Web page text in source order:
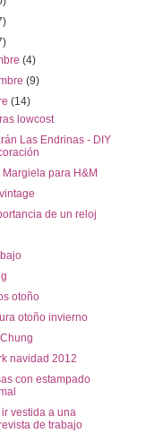
(4)
(9)
(14)
lowcost
Las Endrinas - DIY
Margiela para H&M
de un reloj
otoño
otoño invierno
navidad 2012
con estampado
vestida a una
de trabajo